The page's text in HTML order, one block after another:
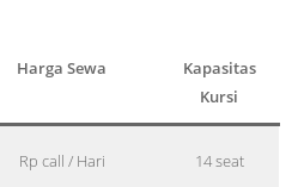
Harga Sewa
Kapasitas
Kursi
Rp call / Hari 14 seat